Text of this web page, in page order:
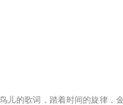
儿的歌词，踏着时间的旋律